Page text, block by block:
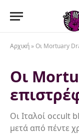
Αρχική »Οι Mortuary
Οι
Oι Ιταλοί occult
μετά από πέντε